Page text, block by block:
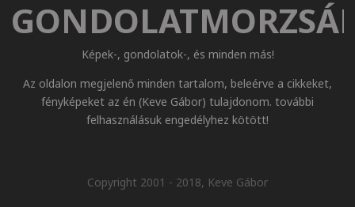
Képek-, gondolatok-, és minden más!
Az oldalon megjelenő minden tartalom, beleérve a cikkeket,
fényképeket az én (Keve Gábor) tulajdonom. további
felhasználásuk engedélyhez kötött!
Copyright 2001 - 2018, Keve Gábor